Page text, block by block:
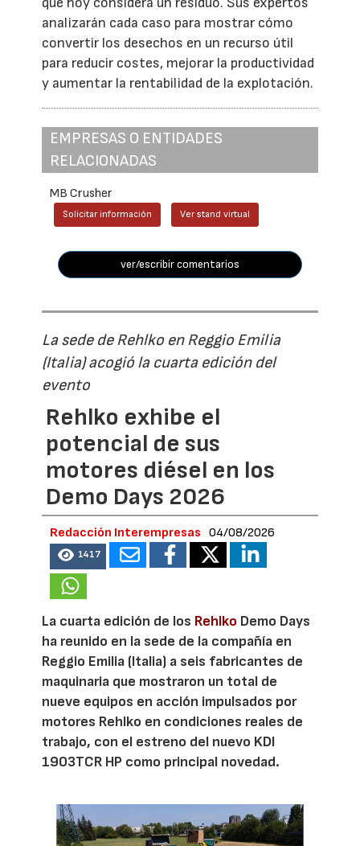
analizarán cada caso para mostrar cómo
convertir los desechos en un recurso útil
para reducir costes, mejorar la productividad
y aumentar la rentabilidad de la explotación.
EMPRESAS O ENTIDADES
RELACIONADAS
MB Crusher
Solicitar información Ver stand virtual
ver/escribir comentarios
La sede de Rehlko en Reggio Emilia
(Italia) acogió la cuarta edición del
evento
Rehlko exhibe el
potencial de sus
motores diésel en los
Demo Days 2026
Redacción Interempresas 04/08/2026
1417
La cuarta edición de los Rehlko Demo Days
ha reunido en la sede de la compañía en
Reggio Emilia (Italia) a seis fabricantes de
maquinaria que mostraron un total de
nueve equipos en acción impulsados por
motores Rehlko en condiciones reales de
trabajo, con el estreno del nuevo KDI
1903TCR HP como principal novedad.